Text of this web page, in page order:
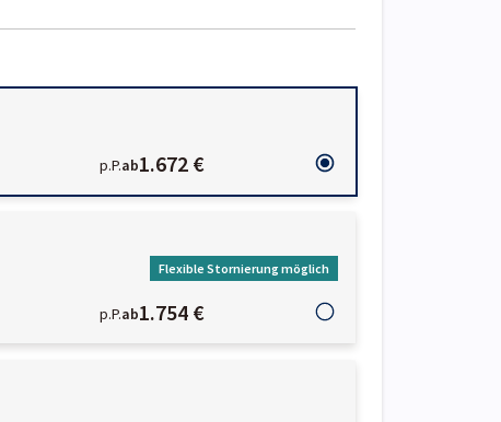
p.P.ab1.672 €
Flexible Stornierung möglich
p.P.ab1.754 €